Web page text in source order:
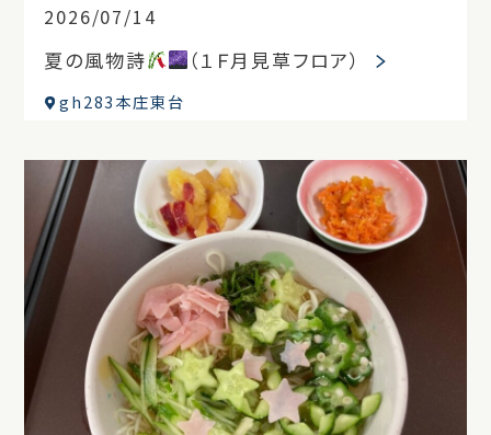
2026/07/14
夏の風物詩 （１Ｆ月見草フロア）
gh283本庄東台